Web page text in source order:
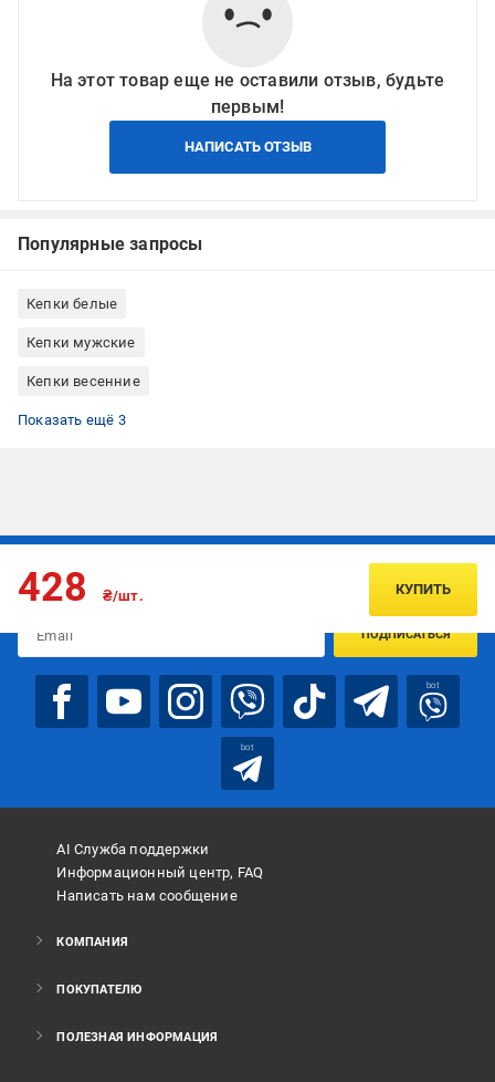
На этот товар еще не оставили отзыв, будьте
первым!
НАПИСАТЬ ОТЗЫВ
Популярные запросы
Кепки белые
Кепки мужские
Кепки весенние
Кепки осенние
Кепки L
Кепки с козырьком
Показать ещё 3
428 ₴/шт. КУПИТЬ
Подписывайтесь, чтобы узнавать первым об акцияx и
ПОДПИСАТЬСЯ
bot
bot
AI Служба поддержки
Информационный центр, FAQ
Написать нам сообщение
КОМПАНИЯ
ПОКУПАТЕЛЮ
ПОЛЕЗНАЯ ИНФОРМАЦИЯ